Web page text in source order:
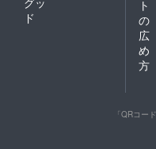
ド
ト
の
広
め
方
「QRコー